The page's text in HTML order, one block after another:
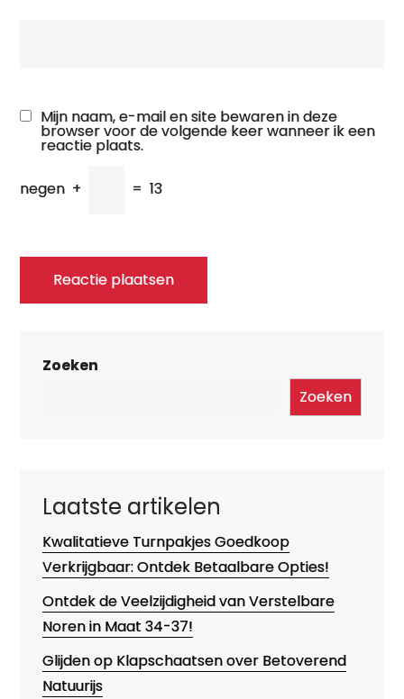
Mijn naam, e-mail en site bewaren in deze
browser voor de volgende keer wanneer ik een
reactie plaats.
negen + = 13
Zoeken
Zoeken
Laatste artikelen
Kwalitatieve Turnpakjes Goedkoop
Verkrijgbaar: Ontdek Betaalbare Opties!
Ontdek de Veelzijdigheid van Verstelbare
Noren in Maat 34-37!
Glijden op Klapschaatsen over Betoverend
Natuurijs